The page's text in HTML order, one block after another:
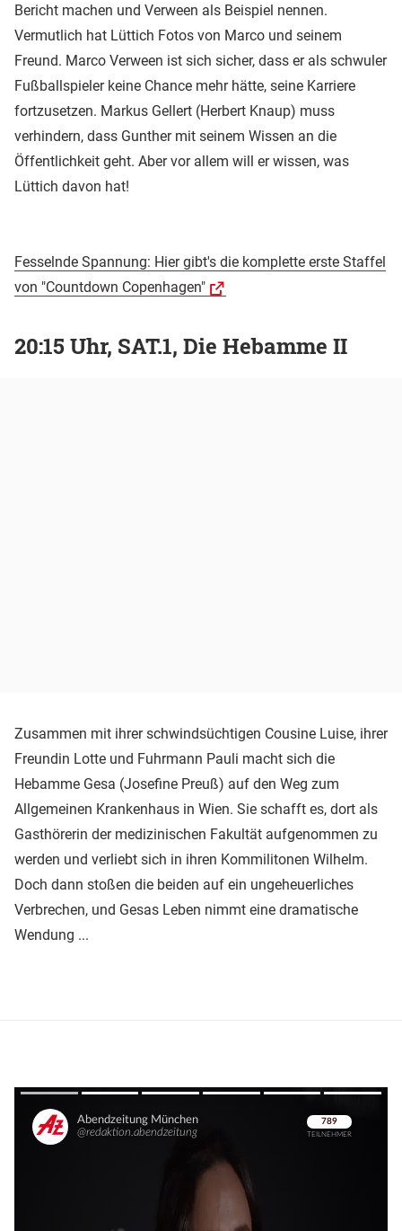
Bericht machen und Verween als Beispiel nennen.
Vermutlich hat Lüttich Fotos von Marco und seinem
Freund. Marco Verween ist sich sicher, dass er als schwuler
Fußballspieler keine Chance mehr hätte, seine Karriere
fortzusetzen. Markus Gellert (Herbert Knaup) muss
verhindern, dass Gunther mit seinem Wissen an die
Öffentlichkeit geht. Aber vor allem will er wissen, was
Lüttich davon hat!
Fesselnde Spannung: Hier gibt's die komplette erste Staffel
von "Countdown Copenhagen"
20:15 Uhr, SAT.1, Die Hebamme II
Zusammen mit ihrer schwindsüchtigen Cousine Luise, ihrer
Freundin Lotte und Fuhrmann Pauli macht sich die
Hebamme Gesa (Josefine Preuß) auf den Weg zum
Allgemeinen Krankenhaus in Wien. Sie schafft es, dort als
Gasthörerin der medizinischen Fakultät aufgenommen zu
werden und verliebt sich in ihren Kommilitonen Wilhelm.
Doch dann stoßen die beiden auf ein ungeheuerliches
Verbrechen, und Gesas Leben nimmt eine dramatische
Wendung ...
Überspringen